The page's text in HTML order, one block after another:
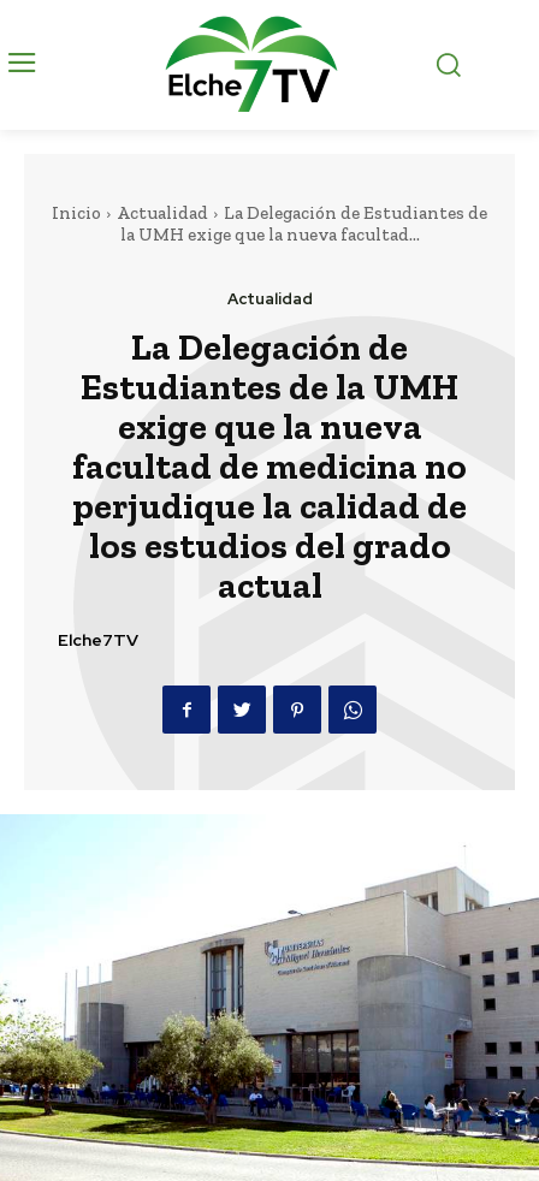
Inicio Actualidad
La Delegación de Estudiantes de
la UMH exige que la nueva facultad...
Actualidad
La Delegación de
Estudiantes de la UMH
exige que la nueva
facultad de medicina no
perjudique la calidad de
los estudios del grado
actual
Elche7TV